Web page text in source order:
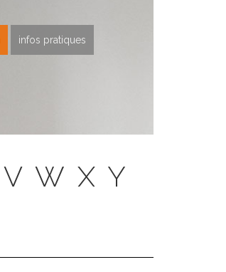
infos pratiques
V W X Y